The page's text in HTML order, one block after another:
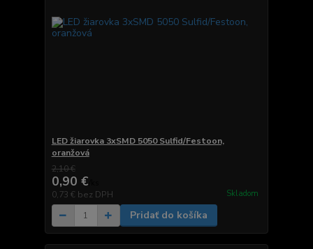
LED žiarovka 3xSMD 5050 Sulfid/Festoon,
oranžová
2,10 €
0,90 €
0,73 € bez DPH Skladom
Pridať do košíka